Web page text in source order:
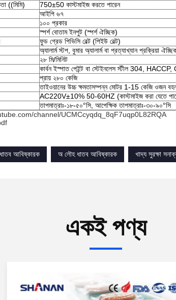
((মিমি)
750±50 কাস্টমাইজ করতে পারেন
আইপি ৬৭
১০০ প্রকার
স্পর্শ বোতাম ইনপুট (স্পর্শ ঐচ্ছিক)
ফুড গ্রেড পিভিসি বেল্ট (পিইউ বেল্ট)
অ্যালার্ম স্টপ, বুমার অ্যালার্ম বা প্রত্যাখ্যান প্রক্রিয়া
২৮ মি/মিনিট
কার্বন ইস্পাত পেইন্ট বা স্টেইনলেস স্টীল 304,
প্রায় ২৮০ কেজি
তাইওয়ানের উচ্চ ক্ষমতাসম্পন্ন মোটর 1-15 কেজি ওজন
AC220V±10% 50-60HZ (কাস্টমাইজ করা যেতে
তাপমাত্রাঃ-১৮-৫০°সি, আপেক্ষিক তাপমাত্রাঃ-৩০-৯০°সি
channel/UCMCcyqdq_8qF7uqp0L82RQA
আবিষ্কারক
অ লৌহ ধাতব আবিষ্কারক খাদ্য সুরক্ষা
একই পণ্য